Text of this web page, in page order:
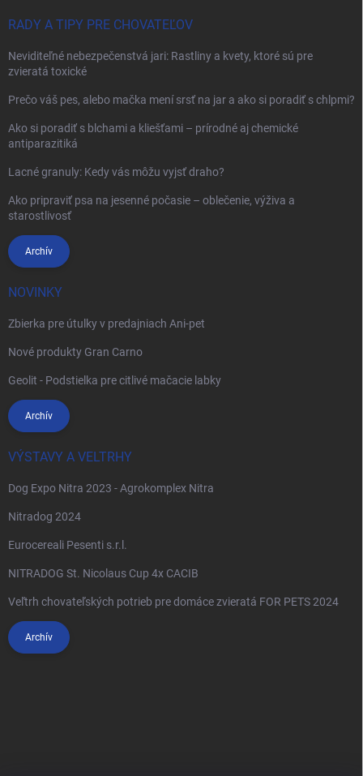
RADY A TIPY PRE CHOVATEĽOV
Neviditeľné nebezpečenstvá jari: Rastliny a kvety, ktoré sú pre
zvieratá toxické
Prečo váš pes, alebo mačka mení srsť na jar a ako si poradiť s chlpmi?
Ako si poradiť s blchami a kliešťami – prírodné aj chemické
antiparazitiká
Lacné granuly: Kedy vás môžu vyjsť draho?
Ako pripraviť psa na jesenné počasie – oblečenie, výživa a
starostlivosť
Archív
NOVINKY
Zbierka pre útulky v predajniach Ani-pet
Nové produkty Gran Carno
Geolit - Podstielka pre citlivé mačacie labky
Archív
VÝSTAVY A VELTRHY
Dog Expo Nitra 2023 - Agrokomplex Nitra
Nitradog 2024
Eurocereali Pesenti s.r.l.
NITRADOG St. Nicolaus Cup 4x CACIB
Veľtrh chovateľských potrieb pre domáce zvieratá FOR PETS 2024
Archív